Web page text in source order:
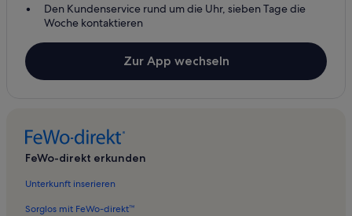
Den Kundenservice rund um die Uhr, sieben Tage die
Woche kontaktieren
Zur App wechseln
FeWo-direkt erkunden
Unterkunft inserieren
Sorglos mit FeWo-direkt™